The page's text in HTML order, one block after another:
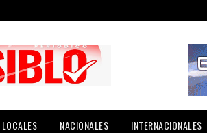
LOCALES
NACIONALES INTERNACIONALES